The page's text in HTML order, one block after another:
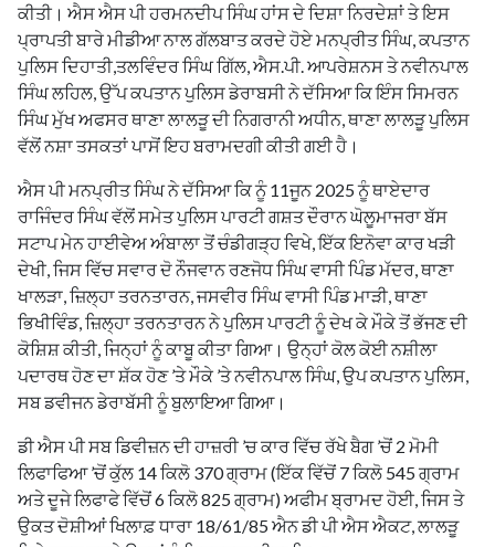
ਕੀਤੀ। ਐਸ ਐਸ ਪੀ ਹਰਮਨਦੀਪ ਸਿੰਘ ਹਾਂਸ ਦੇ ਦਿਸ਼ਾ ਨਿਰਦੇਸ਼ਾਂ ਤੇ ਇਸ
ਪ੍ਰਾਪਤੀ ਬਾਰੇ ਮੀਡੀਆ ਨਾਲ ਗੱਲਬਾਤ ਕਰਦੇ ਹੋਏ ਮਨਪ੍ਰੀਤ ਸਿੰਘ, ਕਪਤਾਨ
ਪੁਲਿਸ ਦਿਹਾਤੀ,ਤਲਵਿੰਦਰ ਸਿੰਘ ਗਿੱਲ, ਐਸ.ਪੀ. ਆਪਰੇਸ਼ਨਸ ਤੇ ਨਵੀਨਪਾਲ
ਸਿੰਘ ਲਹਿਲ, ਉੱਪ ਕਪਤਾਨ ਪੁਲਿਸ ਡੇਰਾਬਸੀ ਨੇ ਦੱਸਿਆ ਕਿ ਇੰਸ ਸਿਮਰਨ
ਸਿੰਘ ਮੁੱਖ ਅਫਸਰ ਥਾਣਾ ਲਾਲੜੂ ਦੀ ਨਿਗਰਾਨੀ ਅਧੀਨ, ਥਾਣਾ ਲਾਲੜੂ ਪੁਲਿਸ
ਵੱਲੋਂ ਨਸ਼ਾ ਤਸਕਤਾਂ ਪਾਸੋਂ ਇਹ ਬਰਾਮਦਗੀ ਕੀਤੀ ਗਈ ਹੈ।
ਐਸ ਪੀ ਮਨਪ੍ਰੀਤ ਸਿੰਘ ਨੇ ਦੱਸਿਆ ਕਿ ਨੂੰ 11ਜੂਨ 2025 ਨੂੰ ਥਾਏਦਾਰ
ਰਾਜਿੰਦਰ ਸਿੰਘ ਵੱਲੋਂ ਸਮੇਤ ਪੁਲਿਸ ਪਾਰਟੀ ਗਸ਼ਤ ਦੌਰਾਨ ਘੋਲੂਮਾਜਰਾ ਬੱਸ
ਸਟਾਪ ਮੇਨ ਹਾਈਵੇਅ ਅੰਬਾਲਾ ਤੋਂ ਚੰਡੀਗੜ੍ਹ ਵਿਖੇ, ਇੱਕ ਇਨੋਵਾ ਕਾਰ ਖੜੀ
ਦੇਖੀ, ਜਿਸ ਵਿੱਚ ਸਵਾਰ ਦੋ ਨੌਜਵਾਨ ਰਣਜੋਧ ਸਿੰਘ ਵਾਸੀ ਪਿੰਡ ਮੱਦਰ, ਥਾਣਾ
ਖਾਲੜਾ, ਜ਼ਿਲ੍ਹਾ ਤਰਨਤਾਰਨ, ਜਸਵੀਰ ਸਿੰਘ ਵਾਸੀ ਪਿੰਡ ਮਾੜੀ, ਥਾਣਾ
ਭਿਖੀਵਿੰਡ, ਜ਼ਿਲ੍ਹਾ ਤਰਨਤਾਰਨ ਨੇ ਪੁਲਿਸ ਪਾਰਟੀ ਨੂੰ ਦੇਖ ਕੇ ਮੌਕੇ ਤੋਂ ਭੱਜਣ ਦੀ
ਕੋਸ਼ਿਸ਼ ਕੀਤੀ, ਜਿਨ੍ਹਾਂ ਨੂੰ ਕਾਬੂ ਕੀਤਾ ਗਿਆ। ਉਨ੍ਹਾਂ ਕੋਲ ਕੋਈ ਨਸ਼ੀਲਾ
ਪਦਾਰਥ ਹੋਣ ਦਾ ਸ਼ੱਕ ਹੋਣ ’ਤੇ ਮੌਕੇ ’ਤੇ ਨਵੀਨਪਾਲ ਸਿੰਘ, ਉਪ ਕਪਤਾਨ ਪੁਲਿਸ,
ਸਬ ਡਵੀਜਨ ਡੇਰਾਬੱਸੀ ਨੂੰ ਬੁਲਾਇਆ ਗਿਆ।
ਡੀ ਐਸ ਪੀ ਸਬ ਡਿਵੀਜ਼ਨ ਦੀ ਹਾਜ਼ਰੀ ’ਚ ਕਾਰ ਵਿੱਚ ਰੱਖੇ ਬੈਗ ’ਚੋਂ 2 ਮੋਮੀ
ਲਿਫਾਫਿਆ ’ਚੋਂ ਕੁੱਲ 14 ਕਿਲੋ 370 ਗ੍ਰਾਮ (ਇੱਕ ਵਿੱਚੋਂ 7 ਕਿਲੋ 545 ਗ੍ਰਾਮ
ਅਤੇ ਦੂਜੇ ਲਿਫਾਫੇ ਵਿੱਚੋਂ 6 ਕਿਲੋ 825 ਗ੍ਰਾਮ) ਅਫੀਮ ਬ੍ਰਾਮਦ ਹੋਈ, ਜਿਸ ਤੇ
ਉਕਤ ਦੋਸ਼ੀਆਂ ਖਿਲਾਫ਼ ਧਾਰਾ 18/61/85 ਐਨ ਡੀ ਪੀ ਐਸ ਐਕਟ, ਲਾਲੜੂ